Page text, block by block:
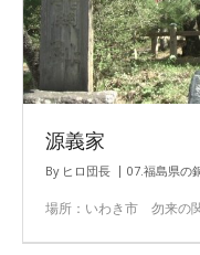
源義家
By ヒロ団長 07.福島県の
場所：いわき市 勿来の